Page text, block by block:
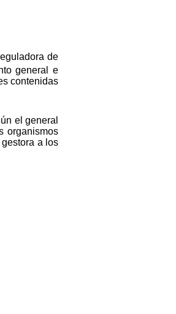
de
general e
contenidas
el general
organismos
a los